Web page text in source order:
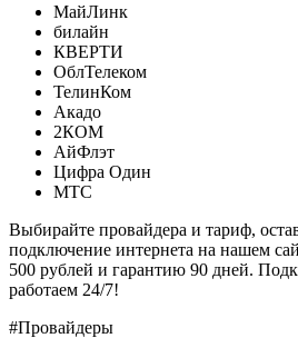
МайЛинк
билайн
КВЕРТИ
ОблТелеком
ТелинКом
Акадо
2КОМ
АйФлэт
Цифра Один
МТС
Выбирайте провайдера и тариф,
подключение интернета на нашем
500 рублей и гарантию 90 дней.
работаем 24/7!
#Провайдеры